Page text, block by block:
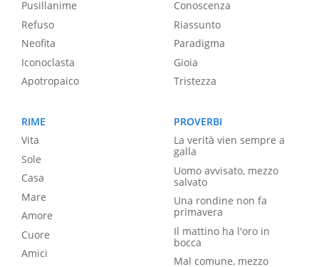
Pusillanime
Refuso
Neofita
Iconoclasta
Apotropaico
Conoscenza
Riassunto
Paradigma
Gioia
Tristezza
RIME
Vita
Sole
Casa
Mare
Amore
Cuore
Amici
PROVERBI
La verità vien sempre a
galla
Uomo avvisato, mezzo
salvato
Una rondine non fa
primavera
Il mattino ha l'oro in
bocca
Mal comune, mezzo